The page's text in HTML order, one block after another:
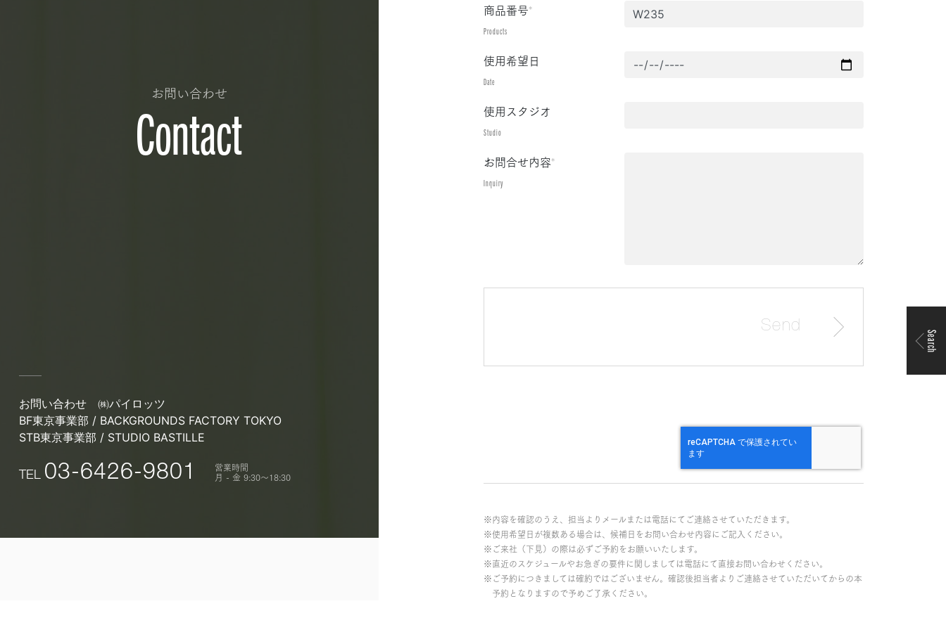
お問い合わせ
Contact
お問い合わせ
㈱パイロッツ
BF東京事業部 / BACKGROUNDS FACTORY TOKYO
STB東京事業部 / STUDIO BASTILLE
TEL 03-6426-9801 営業時間
月 - 金 9:30〜18:30
商品番号*
Products
使用希望日
Date
使用スタジオ
Studio
お問合せ内容*
Inquiry
※内容を確認のうえ、担当よりメールまたは電話にてご連絡させていただきます。
※使用希望日が複数ある場合は、候補日をお問い合わせ内容にご記入ください。
※ご来社（下見）の際は必ずご予約をお願いいたします。
※直近のスケジュールやお急ぎの要件に関しましては電話にて直接お問い合わせください。
※ご予約につきましては確約ではございません。確認後担当者よりご連絡させていただいてからの本
予約となりますので予めご了承ください。
Search